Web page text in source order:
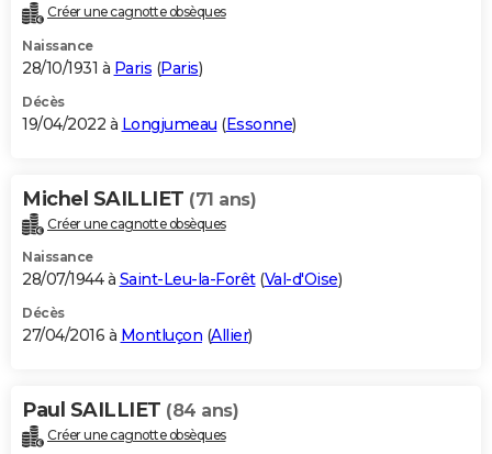
Créer une cagnotte obsèques
Naissance
28/10/1931 à Paris (Paris)
Décès
19/04/2022 à Longjumeau (Essonne)
Michel SAILLIET (71 ans)
Créer une cagnotte obsèques
Naissance
28/07/1944 à Saint-Leu-la-Forêt(Val-d'Oise)
Décès
27/04/2016 à Montluçon (Allier)
Paul SAILLIET (84 ans)
Créer une cagnotte obsèques